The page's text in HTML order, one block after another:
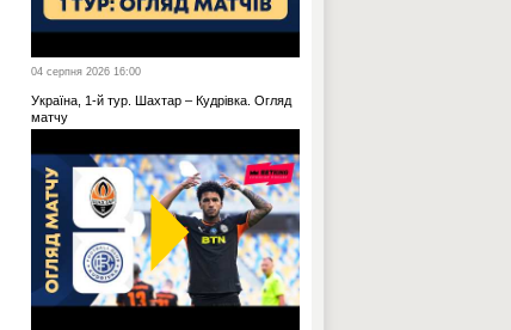
04 серпня 2026 16:00
Україна, 1-й тур. Шахтар – Кудрівка. Огляд
матчу